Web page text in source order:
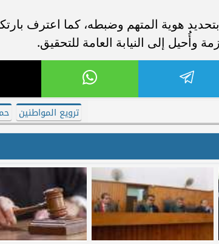
هوية المتهم وضبطه، كما اعترف
وأُحيل إلى النيابة العامة للتحقيق.
ترويع المواطنين